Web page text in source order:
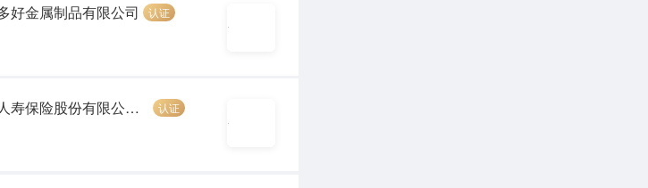
好金属制品有限公司 认证
中国人寿保险股份有限公司江津区支公司 认证